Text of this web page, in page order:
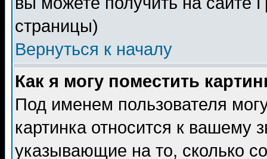
страницы)
Вернуться к началу
Как я могу поместить
Под именем пользователя
картинка относится к вашему
указывающие на то, сколько